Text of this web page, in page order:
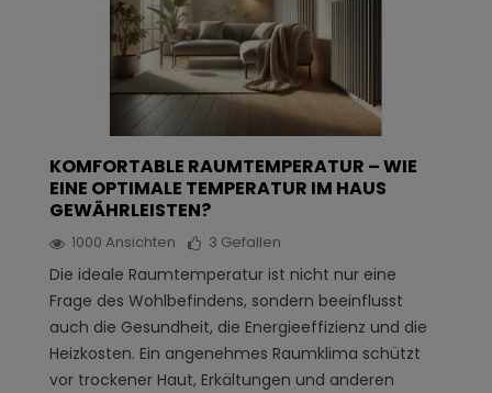
KOMFORTABLE RAUMTEMPERATUR – WIE
EINE OPTIMALE TEMPERATUR IM HAUS
GEWÄHRLEISTEN?
1000 Ansichten 3 Gefallen
Die ideale Raumtemperatur ist nicht nur eine
Frage des Wohlbefindens, sondern beeinflusst
auch die Gesundheit, die Energieeffizienz und die
Heizkosten. Ein angenehmes Raumklima schützt
vor trockener Haut, Erkältungen und anderen